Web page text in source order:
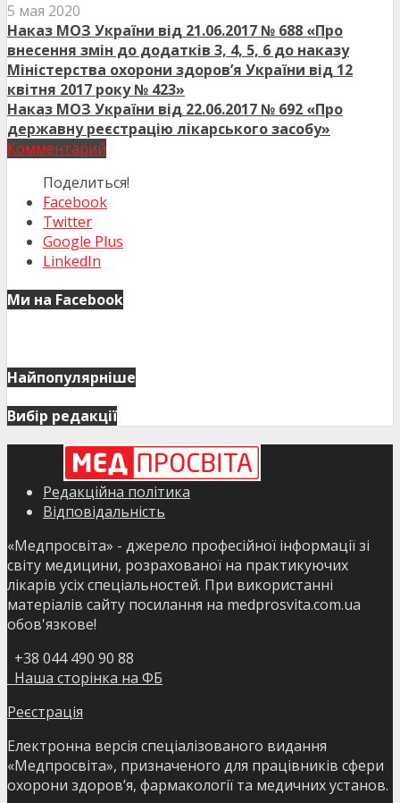
5 мая 2020
Наказ МОЗ України від 21.06.2017 № 688 «Про
внесення змін до додатків 3, 4, 5, 6 до наказу
Міністерства охорони здоров’я України від 12
квітня 2017 року № 423»
Наказ МОЗ України від 22.06.2017 № 692 «Про
державну реєстрацію лікарського засобу»
Комментарий
Поделиться!
Facebook
Twitter
Google Plus
LinkedIn
Ми на Facebook
Найпопулярніше
Вибір редакції
Редакційна політика
Відповідальність
«Медпросвіта» - джерело професійної інформації зі
світу медицини, розрахованої на практикуючих
лікарів усіх спеціальностей. При використанні
матеріалів сайту посилання на medprosvita.com.ua
обов'язкове!
+38 044 490 90 88
Наша сторінка на ФБ
Реєстрація
Електронна версія спеціалізованого видання
«Медпросвіта», призначеного для працівників сфери
охорони здоров’я, фармакології та медичних установ.